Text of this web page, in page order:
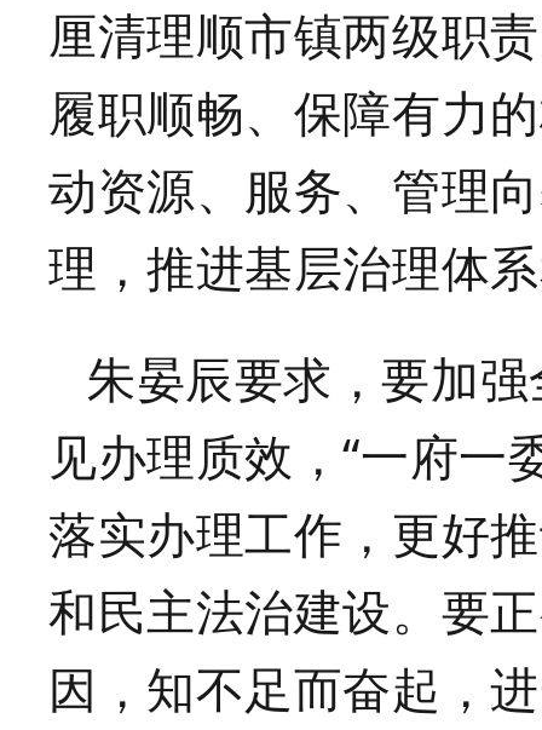
厘清理顺市镇两级职
履职顺畅、保障有力
动资源、服务、管理
理，推进基层治理体
朱晏辰要求，要加
见办理质效，“一府一
落实办理工作，更好
和民主法治建设。要
因，知不足而奋起，